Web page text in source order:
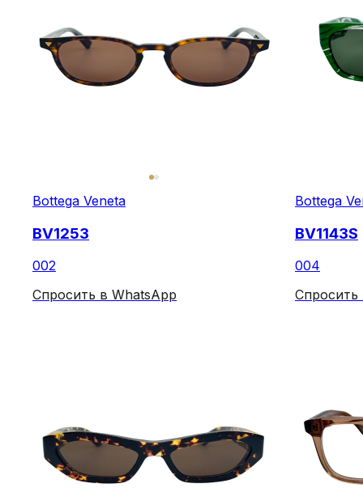
Bottega Veneta
BV1253
002
Спросить в WhatsApp
Bottega
BV1143S
004
Спросить